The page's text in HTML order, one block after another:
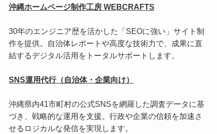
沖縄ホームページ制作工房 WEBCRAFTS
30年のエンジニア歴を活かした「SEOに強い」サイト制
作を提供。自治体レポートや高度な技術力で、成果に直
結するデジタル活用をトータルサポートします。
SNS運用代行（自治体・企業向け）
沖縄県内41市町村の公式SNSを網羅した調査データに基
づき、戦略的な運用を支援。行政や企業の信頼を加速さ
せるロジカルな発信を実現します。